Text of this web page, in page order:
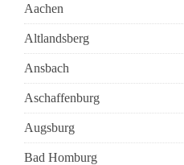
Aachen
Altlandsberg
Ansbach
Aschaffenburg
Augsburg
Bad Homburg